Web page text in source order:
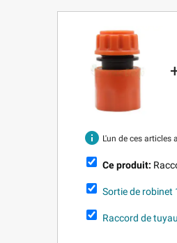
info L'un de ces
Ce produit:
Sortie de robinet
Raccord de